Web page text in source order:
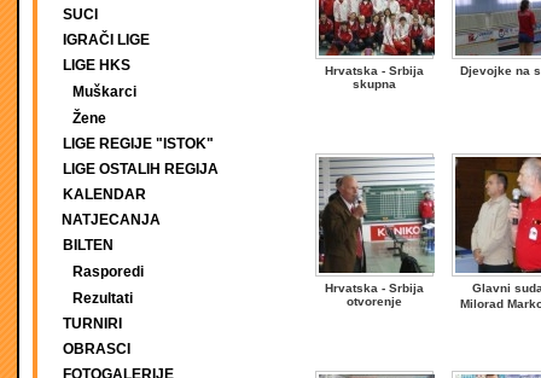
SUCI
IGRAČI LIGE
LIGE HKS
Muškarci
Žene
LIGE REGIJE "ISTOK"
LIGE OSTALIH REGIJA
KALENDAR
NATJECANJA
BILTEN
Rasporedi
Rezultati
TURNIRI
OBRASCI
FOTOGALERIJE
Hrvatska - Srbija
skupna
Djevojke na
Hrvatska - Srbija
otvorenje
Glavni
Milorad